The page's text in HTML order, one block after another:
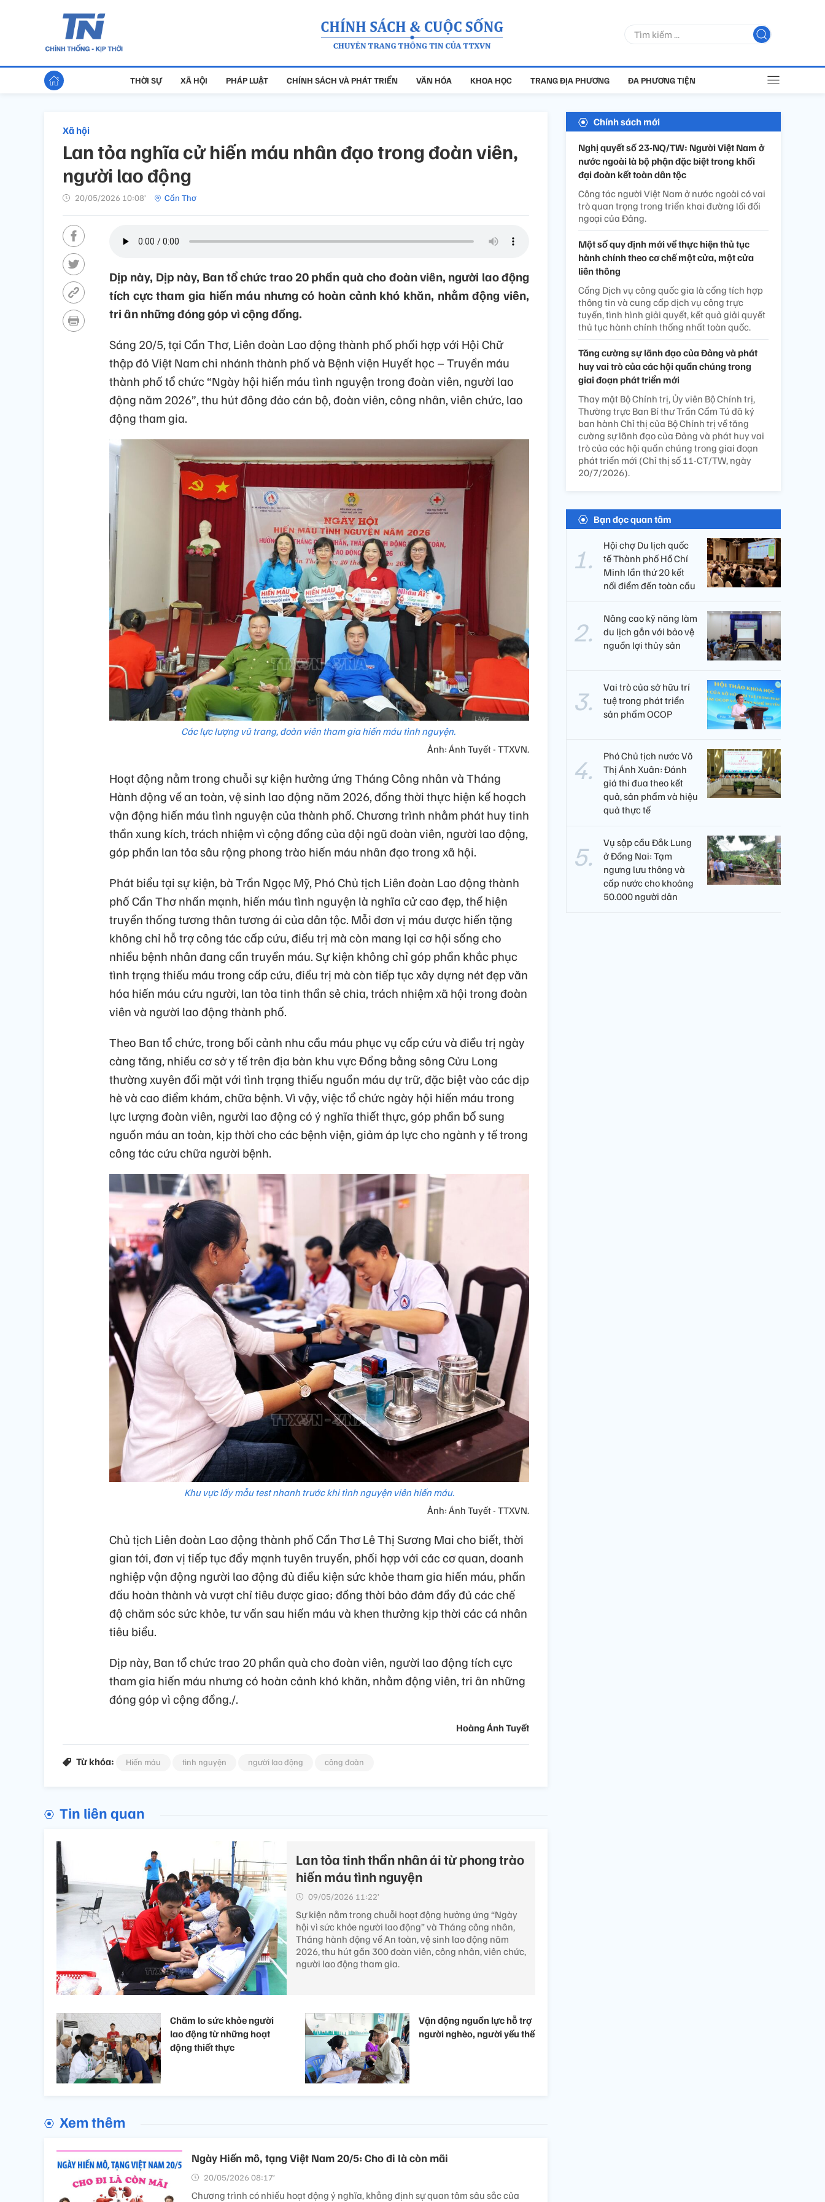
THỜI SỰ XÃ HỘI PHÁP LUẬT CHÍNH SÁCH VÀ PHÁT TRIỂN VĂN HÓA KHOA HỌC TRANG ĐỊA PHƯƠNG ĐA PHƯƠNG TIỆN
Xã hội
Lan tỏa nghĩa cử hiến máu nhân đạo trong đoàn viên,
người lao động
20/05/2026 10:08’ Cần Thơ
Dịp này, Dịp này, Ban tổ chức trao 20 phần quà cho đoàn viên, người lao động
tích cực tham gia hiến máu nhưng có hoàn cảnh khó khăn, nhằm động viên,
tri ân những đóng góp vì cộng đồng.
Sáng 20/5, tại Cần Thơ, Liên đoàn Lao động thành phố phối hợp với Hội Chữ
thập đỏ Việt Nam chi nhánh thành phố và Bệnh viện Huyết học – Truyền máu
thành phố tổ chức “Ngày hội hiến máu tình nguyện trong đoàn viên, người lao
động năm 2026”, thu hút đông đảo cán bộ, đoàn viên, công nhân, viên chức, lao
động tham gia.
Các lực lượng vũ trang, đoàn viên tham gia hiến máu tình nguyện.
Ảnh: Ánh Tuyết - TTXVN.
Hoạt động nằm trong chuỗi sự kiện hưởng ứng Tháng Công nhân và Tháng
Hành động về an toàn, vệ sinh lao động năm 2026, đồng thời thực hiện kế hoạch
vận động hiến máu tình nguyện của thành phố. Chương trình nhằm phát huy tinh
thần xung kích, trách nhiệm vì cộng đồng của đội ngũ đoàn viên, người lao động,
góp phần lan tỏa sâu rộng phong trào hiến máu nhân đạo trong xã hội.
Phát biểu tại sự kiện, bà Trần Ngọc Mỹ, Phó Chủ tịch Liên đoàn Lao động thành
phố Cần Thơ nhấn mạnh, hiến máu tình nguyện là nghĩa cử cao đẹp, thể hiện
truyền thống tương thân tương ái của dân tộc. Mỗi đơn vị máu được hiến tặng
không chỉ hỗ trợ công tác cấp cứu, điều trị mà còn mang lại cơ hội sống cho
nhiều bệnh nhân đang cần truyền máu. Sự kiện không chỉ góp phần khắc phục
tình trạng thiếu máu trong cấp cứu, điều trị mà còn tiếp tục xây dựng nét đẹp văn
hóa hiến máu cứu người, lan tỏa tinh thần sẻ chia, trách nhiệm xã hội trong đoàn
viên và người lao động thành phố.
Theo Ban tổ chức, trong bối cảnh nhu cầu máu phục vụ cấp cứu và điều trị ngày
càng tăng, nhiều cơ sở y tế trên địa bàn khu vực Đồng bằng sông Cửu Long
thường xuyên đối mặt với tình trạng thiếu nguồn máu dự trữ, đặc biệt vào các dịp
hè và cao điểm khám, chữa bệnh. Vì vậy, việc tổ chức ngày hội hiến máu trong
lực lượng đoàn viên, người lao động có ý nghĩa thiết thực, góp phần bổ sung
nguồn máu an toàn, kịp thời cho các bệnh viện, giảm áp lực cho ngành y tế trong
công tác cứu chữa người bệnh.
Khu vực lấy mẫu test nhanh trước khi tình nguyện viên hiến máu.
Ảnh: Ánh Tuyết - TTXVN.
Chủ tịch Liên đoàn Lao động thành phố Cần Thơ Lê Thị Sương Mai cho biết, thời
gian tới, đơn vị tiếp tục đẩy mạnh tuyên truyền, phối hợp với các cơ quan, doanh
nghiệp vận động người lao động đủ điều kiện sức khỏe tham gia hiến máu, phấn
đấu hoàn thành và vượt chỉ tiêu được giao; đồng thời bảo đảm đầy đủ các chế
độ chăm sóc sức khỏe, tư vấn sau hiến máu và khen thưởng kịp thời các cá nhân
tiêu biểu.
Dịp này, Ban tổ chức trao 20 phần quà cho đoàn viên, người lao động tích cực
tham gia hiến máu nhưng có hoàn cảnh khó khăn, nhằm động viên, tri ân những
đóng góp vì cộng đồng./.
Hoàng Ánh Tuyết
Từ khóa: Hiến máu tình nguyện người lao động công đoàn
Tin liên quan
Lan tỏa tinh thần nhân ái từ phong trào
hiến máu tình nguyện
09/05/2026 11:22’
Sự kiện nằm trong chuỗi hoạt động hưởng ứng “Ngày
hội vì sức khỏe người lao động” và Tháng công nhân,
Tháng hành động về An toàn, vệ sinh lao động năm
2026, thu hút gần 300 đoàn viên, công nhân, viên chức,
người lao động tham gia.
Chăm lo sức khỏe người
lao động từ những hoạt
động thiết thực
Vận động nguồn lực hỗ trợ
người nghèo, người yếu thế
Xem thêm
Ngày Hiến mô, tạng Việt Nam 20/5: Cho đi là còn mãi
20/05/2026 08:17’
Chương trình có nhiều hoạt động ý nghĩa, khẳng định sự quan tâm sâu sắc của
Chính sách mới
Nghị quyết số 23-NQ/TW: Người Việt Nam ở
nước ngoài là bộ phận đặc biệt trong khối
đại đoàn kết toàn dân tộc
Công tác người Việt Nam ở nước ngoài có vai
trò quan trọng trong triển khai đường lối đối
ngoại của Đảng.
Một số quy định mới về thực hiện thủ tục
hành chính theo cơ chế một cửa, một cửa
liên thông
Cổng Dịch vụ công quốc gia là cổng tích hợp
thông tin và cung cấp dịch vụ công trực
tuyến, tình hình giải quyết, kết quả giải quyết
thủ tục hành chính thống nhất toàn quốc.
Tăng cường sự lãnh đạo của Đảng và phát
huy vai trò của các hội quần chúng trong
giai đoạn phát triển mới
Thay mặt Bộ Chính trị, Ủy viên Bộ Chính trị,
Thường trực Ban Bí thư Trần Cẩm Tú đã ký
ban hành Chỉ thị của Bộ Chính trị về tăng
cường sự lãnh đạo của Đảng và phát huy vai
trò của các hội quần chúng trong giai đoạn
phát triển mới (Chỉ thị số 11-CT/TW, ngày
20/7/2026).
Bạn đọc quan tâm
Hội chợ Du lịch quốc
tế Thành phố Hồ Chí
Minh lần thứ 20 kết
nối điểm đến toàn cầu
Nâng cao kỹ năng làm
du lịch gắn với bảo vệ
nguồn lợi thủy sản
Vai trò của sở hữu trí
tuệ trong phát triển
sản phẩm OCOP
Phó Chủ tịch nước Võ
Thị Ánh Xuân: Đánh
giá thi đua theo kết
quả, sản phẩm và hiệu
quả thực tế
Vụ sập cầu Đắk Lung
ở Đồng Nai: Tạm
ngưng lưu thông và
cấp nước cho khoảng
50.000 người dân